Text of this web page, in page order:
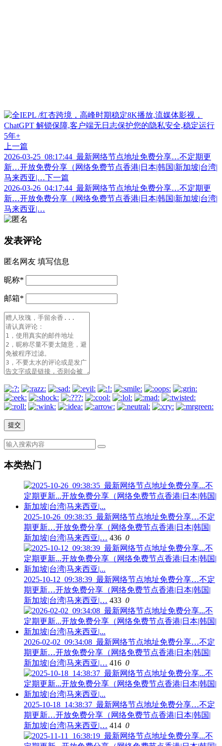
上一篇
2026-03-25_08:17:44_最新网络节点地址免费分享…不定期更
新…开放免费分享（网络免费节点香港|日本|韩国|新加坡|台湾|
马来西亚|… 下一篇
2026-03-26_04:17:44_最新网络节点地址免费分享…不定期更
新…开放免费分享（网络免费节点香港|日本|韩国|新加坡|台湾|
马来西亚|…
发表评论
匿名网友 填写信息
昵称*
邮箱*
本类热门
2025-10-26_09:38:35_最新网络节点地址免费分享…不定
期更新…开放免费分享（网络免费节点香港|日本|韩国|
新加坡|台湾|马来西亚|… 436 0
2025-10-12_09:38:39_最新网络节点地址免费分享…不定
期更新…开放免费分享（网络免费节点香港|日本|韩国|
新加坡|台湾|马来西亚|… 433 0
2026-02-02_09:34:08_最新网络节点地址免费分享…不定
期更新…开放免费分享（网络免费节点香港|日本|韩国|
新加坡|台湾|马来西亚|… 416 0
2025-10-18_14:38:37_最新网络节点地址免费分享…不定
期更新…开放免费分享（网络免费节点香港|日本|韩国|
新加坡|台湾|马来西亚|… 414 0